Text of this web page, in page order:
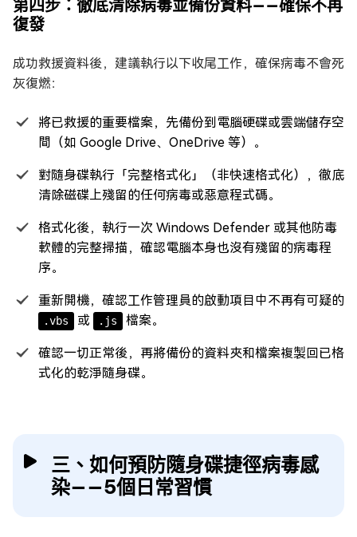
第四步：徹底清除病毒並備份資料——確保不再
復發
成功救援資料後，建議執行以下收尾工作，確保病毒不會死
灰復燃：
將已救援的重要檔案，先備份到電腦硬碟或雲端儲存空
間（如 Google Drive、OneDrive 等）。
對隨身碟執行「完整格式化」（非快速格式化），徹底
清除磁碟上殘留的任何病毒或惡意程式碼。
格式化後，執行一次 Windows Defender 或其他防毒
軟體的完整掃描，確認電腦本身也沒有殘留的病毒程
序。
重新開機，確認工作管理員的啟動項目中不再有可疑的
.vbs 或 .js 檔案。
確認一切正常後，再將備份的資料夾和檔案複製回已格
式化的乾淨隨身碟。
三、如何預防隨身碟捷徑病毒感
染——5個日常習慣